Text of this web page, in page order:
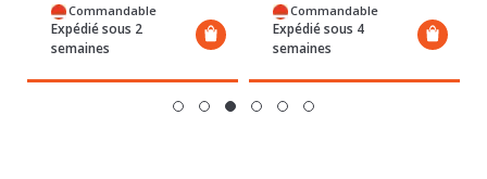
Commandable
Expédié sous 2
semaines
Commandable
Expédié sous 4
semaines